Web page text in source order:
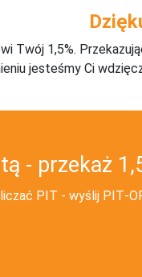
Twój 1,5%.
jesteśmy Ci
- przekaż
PIT - wyślij